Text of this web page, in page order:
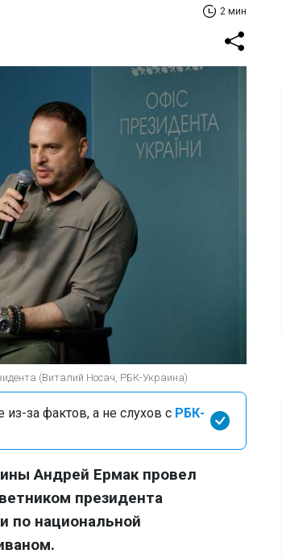
2 мин
(Виталий Носач, РБК-Украина)
за фактов, а не слухов с РБК-
Андрей Ермак провел
президента
по национальной